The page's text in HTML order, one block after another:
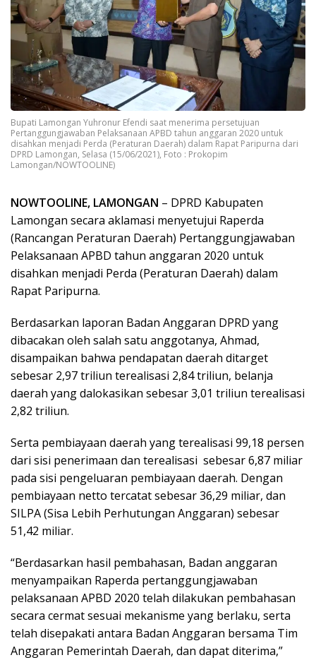
Bupati Lamongan Yuhronur Efendi saat menerima persetujuan
Pertanggungjawaban Pelaksanaan APBD tahun anggaran 2020 untuk
disahkan menjadi Perda (Peraturan Daerah) dalam Rapat Paripurna dari
DPRD Lamongan, Selasa (15/06/2021), Foto : Prokopim
Lamongan/NOWTOOLINE)
NOWTOOLINE, LAMONGAN – DPRD Kabupaten
Lamongan secara aklamasi menyetujui Raperda
(Rancangan Peraturan Daerah) Pertanggungjawaban
Pelaksanaan APBD tahun anggaran 2020 untuk
disahkan menjadi Perda (Peraturan Daerah) dalam
Rapat Paripurna.
Berdasarkan laporan Badan Anggaran DPRD yang
dibacakan oleh salah satu anggotanya, Ahmad,
disampaikan bahwa pendapatan daerah ditarget
sebesar 2,97 triliun terealisasi 2,84 triliun, belanja
daerah yang dalokasikan sebesar 3,01 triliun terealisasi
2,82 triliun.
Serta pembiayaan daerah yang terealisasi 99,18 persen
dari sisi penerimaan dan terealisasi sebesar 6,87 miliar
pada sisi pengeluaran pembiayaan daerah. Dengan
pembiayaan netto tercatat sebesar 36,29 miliar, dan
SILPA (Sisa Lebih Perhutungan Anggaran) sebesar
51,42 miliar.
“Berdasarkan hasil pembahasan, Badan anggaran
menyampaikan Raperda pertanggungjawaban
pelaksanaan APBD 2020 telah dilakukan pembahasan
secara cermat sesuai mekanisme yang berlaku, serta
telah disepakati antara Badan Anggaran bersama Tim
Anggaran Pemerintah Daerah, dan dapat diterima,”